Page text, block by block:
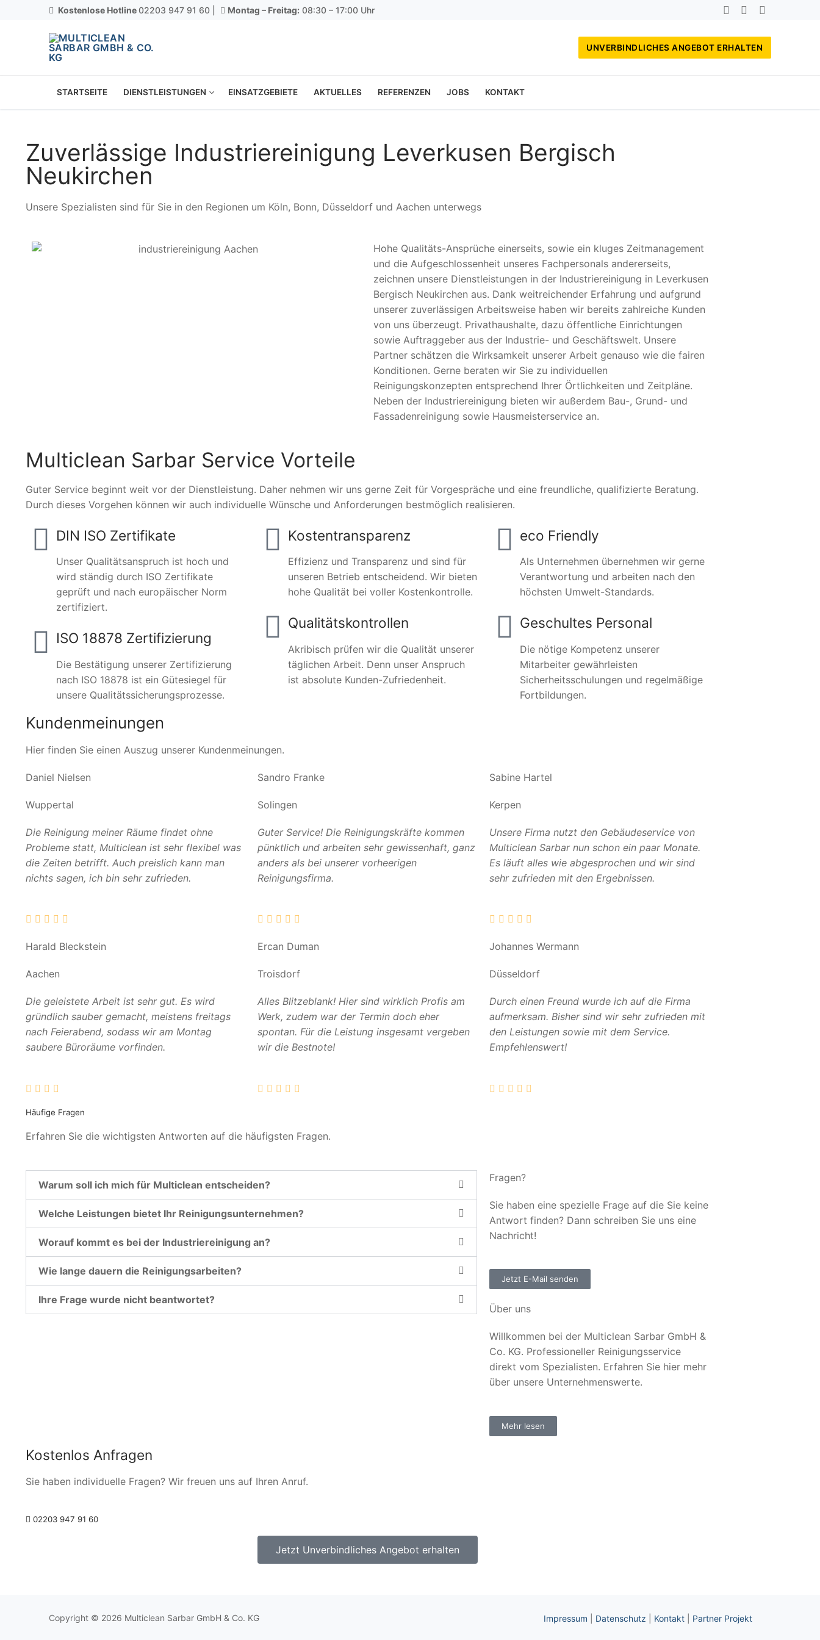
Kostenlose Hotline02203 947 91 60 | Montag – Freitag: 08:30 – 17:00 Uhr
UNVERBINDLICHES ANGEBOT ERHALTEN
STARTSEITE DIENSTLEISTUNGEN EINSATZGEBIETE AKTUELLES REFERENZEN JOBS KONTAKT
Zuverlässige Industriereinigung Leverkusen Bergisch
Neukirchen
Unsere Spezialisten sind für Sie in den Regionen um Köln, Bonn, Düsseldorf und Aachen unterwegs
Hohe Qualitäts-Ansprüche einerseits, sowie ein kluges Zeitmanagement
und die Aufgeschlossenheit unseres Fachpersonals andererseits,
zeichnen unsere Dienstleistungen in der Industriereinigung in Leverkusen
Bergisch Neukirchen aus. Dank weitreichender Erfahrung und aufgrund
unserer zuverlässigen Arbeitsweise haben wir bereits zahlreiche Kunden
von uns überzeugt. Privathaushalte, dazu öffentliche Einrichtungen
sowie Auftraggeber aus der Industrie- und Geschäftswelt. Unsere
Partner schätzen die Wirksamkeit unserer Arbeit genauso wie die fairen
Konditionen. Gerne beraten wir Sie zu individuellen
Reinigungskonzepten entsprechend Ihrer Örtlichkeiten und Zeitpläne.
Neben der Industriereinigung bieten wir außerdem Bau-, Grund- und
Fassadenreinigung sowie Hausmeisterservice an.
Multiclean Sarbar Service Vorteile
Guter Service beginnt weit vor der Dienstleistung. Daher nehmen wir uns gerne Zeit für Vorgespräche und eine freundliche, qualifizierte Beratung.
Durch dieses Vorgehen können wir auch individuelle Wünsche und Anforderungen bestmöglich realisieren.
DIN ISO Zertifikate
Unser Qualitätsanspruch ist hoch und
wird ständig durch ISO Zertifikate
geprüft und nach europäischer Norm
zertifiziert.
ISO 18878 Zertifizierung
Die Bestätigung unserer Zertifizierung
nach ISO 18878 ist ein Gütesiegel für
unsere Qualitätssicherungsprozesse.
Kostentransparenz
Effizienz und Transparenz und sind für
unseren Betrieb entscheidend. Wir bieten
hohe Qualität bei voller Kostenkontrolle.
Qualitätskontrollen
Akribisch prüfen wir die Qualität unserer
täglichen Arbeit. Denn unser Anspruch
ist absolute Kunden-Zufriedenheit.
eco Friendly
Als Unternehmen übernehmen wir gerne
Verantwortung und arbeiten nach den
höchsten Umwelt-Standards.
Geschultes Personal
Die nötige Kompetenz unserer
Mitarbeiter gewährleisten
Sicherheitsschulungen und regelmäßige
Fortbildungen.
Kundenmeinungen
Hier finden Sie einen Auszug unserer Kundenmeinungen.
Daniel Nielsen
Wuppertal
Die Reinigung meiner Räume findet ohne
Probleme statt, Multiclean ist sehr flexibel was
die Zeiten betrifft. Auch preislich kann man
nichts sagen, ich bin sehr zufrieden.
Sandro Franke
Solingen
Guter Service! Die Reinigungskräfte kommen
pünktlich und arbeiten sehr gewissenhaft, ganz
anders als bei unserer vorheerigen
Reinigungsfirma.
Sabine Hartel
Kerpen
Unsere Firma nutzt den Gebäudeservice von
Multiclean Sarbar nun schon ein paar Monate.
Es läuft alles wie abgesprochen und wir sind
sehr zufrieden mit den Ergebnissen.
Harald Bleckstein
Aachen
Die geleistete Arbeit ist sehr gut. Es wird
gründlich sauber gemacht, meistens freitags
nach Feierabend, sodass wir am Montag
saubere Büroräume vorfinden.
Ercan Duman
Troisdorf
Alles Blitzeblank! Hier sind wirklich Profis am
Werk, zudem war der Termin doch eher
spontan. Für die Leistung insgesamt vergeben
wir die Bestnote!
Johannes Wermann
Düsseldorf
Durch einen Freund wurde ich auf die Firma
aufmerksam. Bisher sind wir sehr zufrieden mit
den Leistungen sowie mit dem Service.
Empfehlenswert!
Häufige Fragen
Erfahren Sie die wichtigsten Antworten auf die häufigsten Fragen.
Warum soll ich mich für Multiclean entscheiden?
Welche Leistungen bietet Ihr Reinigungsunternehmen?
Worauf kommt es bei der Industriereinigung an?
Wie lange dauern die Reinigungsarbeiten?
Ihre Frage wurde nicht beantwortet?
Fragen?
Sie haben eine spezielle Frage auf die Sie keine
Antwort finden? Dann schreiben Sie uns eine
Nachricht!
Jetzt E-Mail senden
Über uns
Willkommen bei der Multiclean Sarbar GmbH &
Co. KG. Professioneller Reinigungsservice
direkt vom Spezialisten. Erfahren Sie hier mehr
über unsere Unternehmenswerte.
Mehr lesen
Kostenlos Anfragen
Sie haben individuelle Fragen? Wir freuen uns auf Ihren Anruf.
02203 947 91 60
Jetzt Unverbindliches Angebot erhalten
Copyright © 2026 Multiclean Sarbar GmbH & Co. KG Impressum Datenschutz Kontakt| Partner Projekt